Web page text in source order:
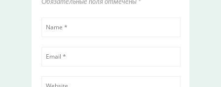
Обязательные поля отмечены *